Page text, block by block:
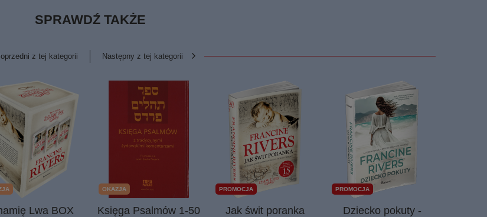
SPRAWDŹ TAKŻE
z tej kategorii Następny z tej kategorii
Lwa BOX
OKAZJA
Księga Psalmów 1-50
PROMOCJA
Jak świt poranka
PROMOCJA
Dziecko pokuty -